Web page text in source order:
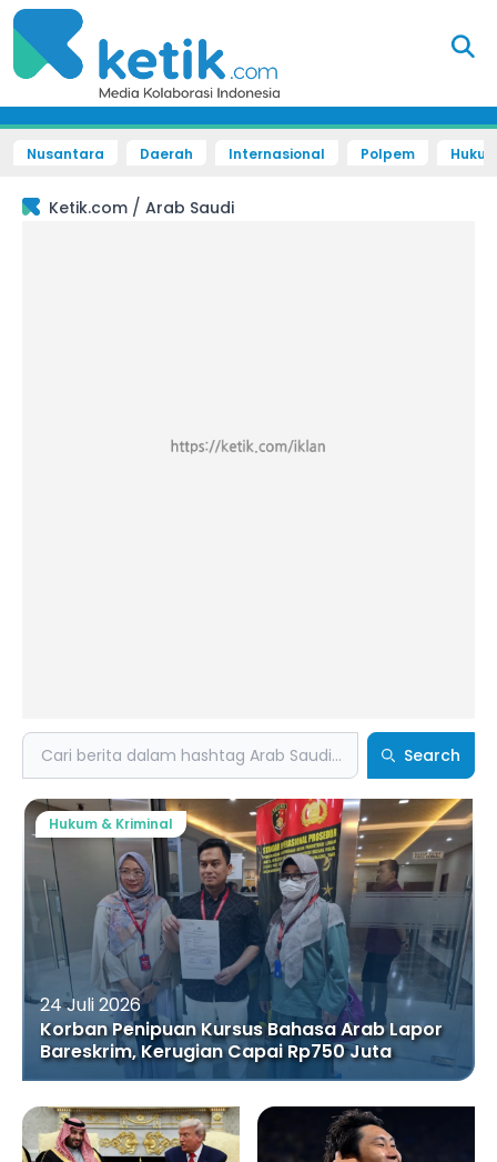
Nusantara Daerah Internasional Polpem
Ketik.com / Arab Saudi
Search Search
24 Juli 2026
Korban Penipuan Kursus Bahasa Arab Lapor
Bareskrim, Kerugian Capai Rp750 Juta
Hukum & Kriminal